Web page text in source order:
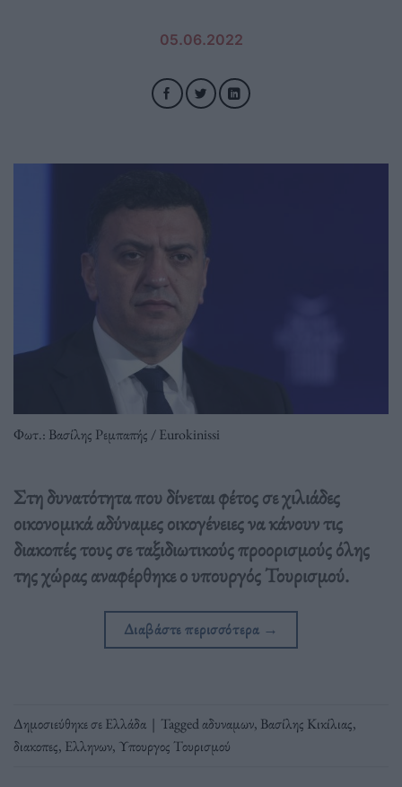
05.06.2022
Φωτ.: Βασίλης Ρεμπαπής / Eurokinissi
Στη δυνατότητα που δίνεται φέτος σε χιλιάδες
οικονομικά αδύναμες οικογένειες να κάνουν τις
διακοπές τους σε ταξιδιωτικούς προορισμούς όλης
της χώρας αναφέρθηκε ο υπουργός Τουρισμού.
Διαβάστε περισσότερα →
Δημοσιεύθηκε σεΕλλάδα | Taggedαδυναμων, Βασίλης Κικίλιας,
διακοπες, Ελληνων, Υπουργος Τουρισμού